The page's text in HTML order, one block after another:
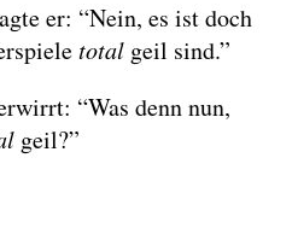
er: “Nein, es ist doch
total geil sind.”
“Was denn nun,
geil?”